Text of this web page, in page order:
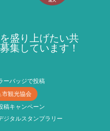
盛り上げたい共
集しています！
ーバッジで投稿
観光協会
稿キャンペーン
ジタルスタンプラリー